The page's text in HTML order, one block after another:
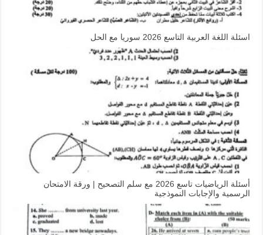
اسئلة اللغة العربية التاسع 2026 سوريا مع الحل
أسئلة الرياضيات تاسع 2026 مع سلم التصحيح | ورقة الامتحان
الرسمية والإجابات النموذجية